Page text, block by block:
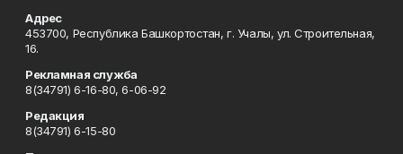
Адрес
453700, Республика Башкортостан, г. Учалы, ул. Строительная,
16.
Рекламная служба
8(34791) 6-16-80, 6-06-92
Редакция
8(34791) 6-15-80